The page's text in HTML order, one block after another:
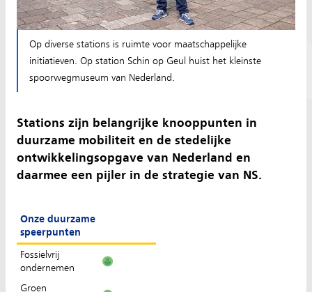
Op diverse stations is ruimte voor maatschappelijke
initiatieven. Op station Schin op Geul huist het kleinste
spoorwegmuseum van Nederland.
Stations zijn belangrijke knooppunten in
duurzame mobiliteit en de stedelijke
ontwikkelingsopgave van Nederland en
daarmee een pijler in de strategie van NS.
Onze duurzame
speerpunten
Fossielvrij
ondernemen
Groen